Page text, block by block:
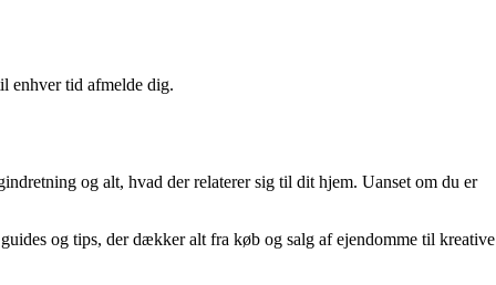
enhver tid afmelde dig.
og alt, hvad der relaterer sig til dit hjem. Uanset om du er
og tips, der dækker alt fra køb og salg af ejendomme til kreative